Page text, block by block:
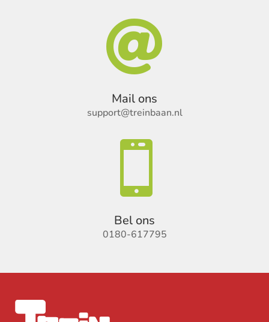

Mail ons
support@treinbaan.nl

Bel ons
0180-617795